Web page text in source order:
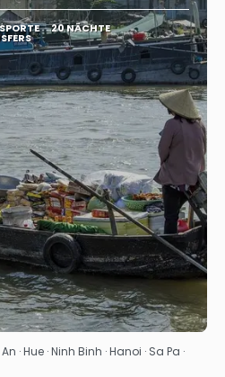
20 NÄCHTE
Sehen
· Hue · Ninh Binh · Hanoi · Sa Pa ·